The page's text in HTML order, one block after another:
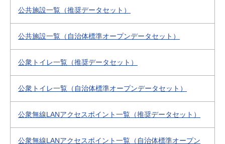
公共施設一覧（推奨データセット）
公共施設一覧（自治体標準オープンデータセット）
公衆トイレ一覧（推奨データセット）
公衆トイレ一覧（自治体標準オープンデータセット）
公衆無線LANアクセスポイント一覧（推奨データセット）
公衆無線LANアクセスポイント一覧（自治体標準オープン